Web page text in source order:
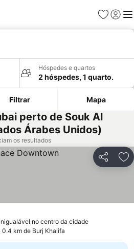
Favoritos
Iniciar
Hóspedes e quartos
2 hóspedes, 1 quarto.
Filtrar Mapa
perto de Souk Al
Árabes Unidos)
os resultados
Partilhar
no centro da cidade
0.4 km de Burj Khalifa